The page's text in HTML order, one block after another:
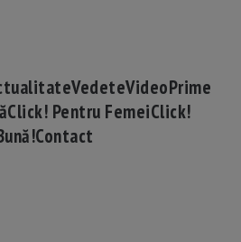
VedeteVideoPrime
Click! Pentru FemeiClick!
Contact